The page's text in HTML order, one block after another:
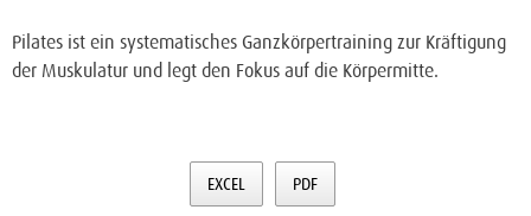
Pilates ist ein systematisches Ganzkörpertraining zur Kräftigung
der Muskulatur und legt den Fokus auf die Körpermitte.
EXCEL PDF